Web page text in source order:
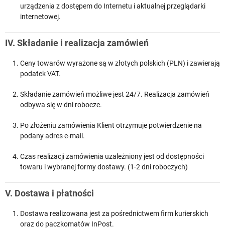
urządzenia z dostępem do Internetu i aktualnej przeglądarki
internetowej.
IV. Składanie i realizacja zamówień
Ceny towarów wyrażone są w złotych polskich (PLN) i zawierają
podatek VAT.
Składanie zamówień możliwe jest 24/7. Realizacja zamówień
odbywa się w dni robocze.
Po złożeniu zamówienia Klient otrzymuje potwierdzenie na
podany adres e-mail.
Czas realizacji zamówienia uzależniony jest od dostępności
towaru i wybranej formy dostawy. (1-2 dni roboczych)
V. Dostawa i płatności
Dostawa realizowana jest za pośrednictwem firm kurierskich
oraz do paczkomatów InPost.